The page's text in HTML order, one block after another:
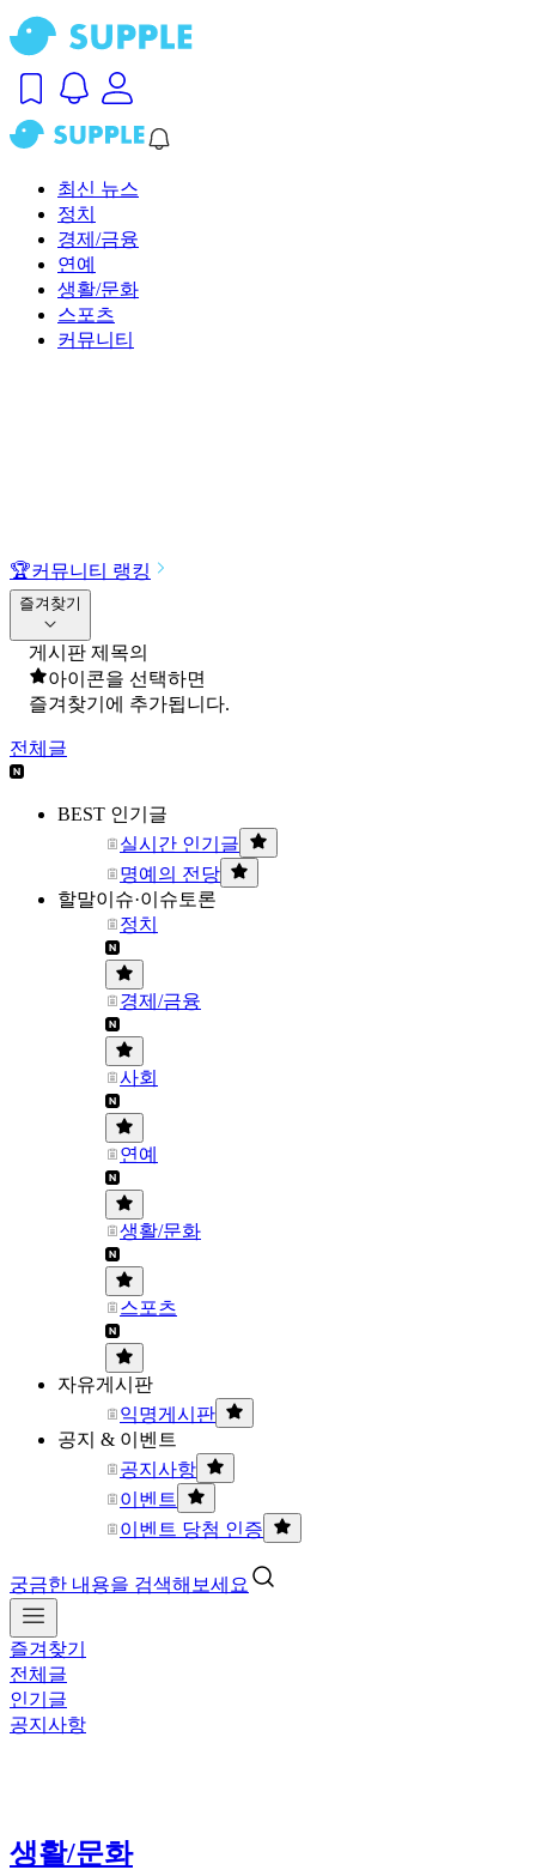
최신 뉴스
정치
경제/금융
연예
생활/문화
스포츠
커뮤니티
🏆커뮤니티 랭킹
즐겨찾기
게시판 제목의
아이콘을 선택하면
즐겨찾기에 추가됩니다.
전체글
BEST 인기글
실시간 인기글
명예의 전당
할말이슈·이슈토론
정치
경제/금융
사회
연예
생활/문화
스포츠
자유게시판
익명게시판
공지 & 이벤트
공지사항
이벤트
이벤트 당첨 인증
궁금한 내용을 검색해보세요
즐겨찾기
전체글
인기글
공지사항
생활/문화